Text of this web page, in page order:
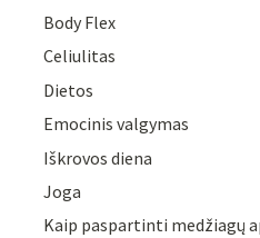
Body Flex
Celiulitas
Dietos
Emocinis valgymas
Iškrovos diena
Joga
Kaip paspartinti medžiagų